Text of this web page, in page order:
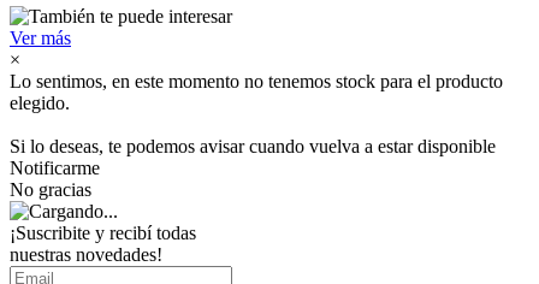
Ver más
×
Lo sentimos, en este momento no tenemos stock para el producto
elegido.
Si lo deseas, te podemos avisar cuando vuelva a estar disponible
Notificarme
No gracias
¡Suscribite y recibí todas
nuestras novedades!